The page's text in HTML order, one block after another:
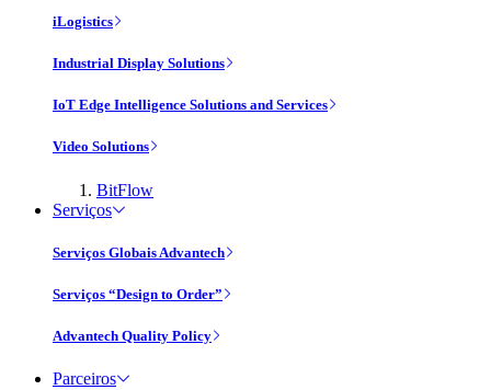
iLogistics
Industrial Display Solutions
IoT Edge Intelligence Solutions and Services
Video Solutions
BitFlow
Serviços
Serviços Globais Advantech
Serviços “Design to Order”
Advantech Quality Policy
Parceiros